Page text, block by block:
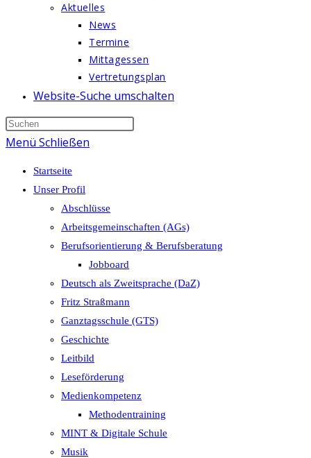
Aktuelles
News
Termine
Mittagessen
Vertretungsplan
Website-Suche umschalten
Menü Schließen
Startseite
Unser Profil
Abschlüsse
Arbeitsgemeinschaften (AGs)
Berufsorientierung & Berufsberatung
Jobboard
Deutsch als Zweitsprache (DaZ)
Fritz Straßmann
Ganztagsschule (GTS)
Geschichte
Leitbild
Leseförderung
Medienkompetenz
Methodentraining
MINT & Digitale Schule
Musik